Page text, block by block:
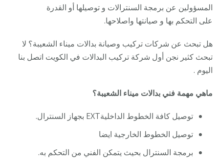
المسؤولين عن برمجة السنترالات و توصيلها أو القدرة
على التحكم بها و صيانتها واصلاحها.
هل تبحث عن شركات تركيب وصيانة بدالات ميناء الشعيبة؟ لا
تبحث كثير نجن أول شركة تركيب البدالات في الكويت اتصل بنا
اليوم .
ماهي مهمة فني بدالات ميناء الشعيبة؟
توصيل كافة الخطوط الداخليةEXT بجهاز السنترال.
توصيل الخطوط الخارجية ايضا
برمجة السنترال بحيث يتمكن الفني من التحكم به.